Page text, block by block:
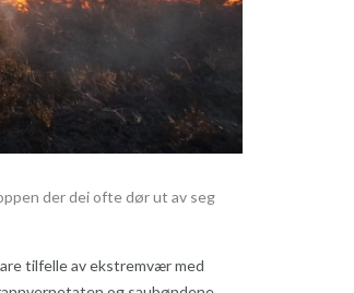
der dei ofte dør ut av seg
tilfelle av ekstremvær med